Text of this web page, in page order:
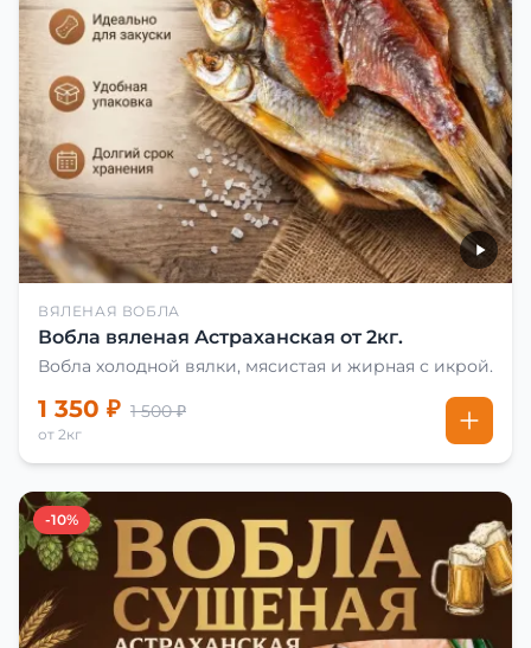
ВЯЛЕНАЯ ВОБЛА
Вобла вяленая Астраханская от 2кг.
Вобла холодной вялки, мясистая и жирная с икрой.
1 350 ₽ 1 500 ₽
от 2кг
-10%